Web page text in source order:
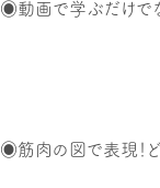
◉動画で学ぶだけでな
◉筋肉の図で表現！